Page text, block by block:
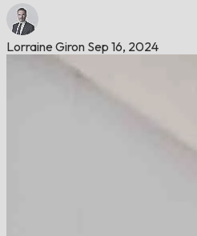
Lorraine Giron Sep 16, 2024